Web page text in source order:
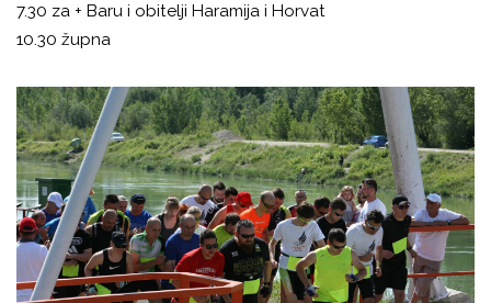
7.30 za + Baru i obitelji Haramija i Horvat
10.30 župna